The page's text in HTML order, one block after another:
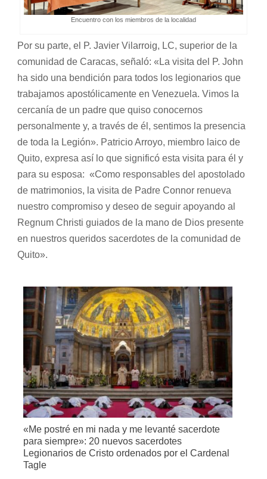
Encuentro con los miembros de la localidad
Por su parte, el P. Javier Vilarroig, LC, superior de la
comunidad de Caracas, señaló: «La visita del P. John
ha sido una bendición para todos los legionarios que
trabajamos apostólicamente en Venezuela. Vimos la
cercanía de un padre que quiso conocernos
personalmente y, a través de él, sentimos la presencia
de toda la Legión». Patricio Arroyo, miembro laico de
Quito, expresa así lo que significó esta visita para él y
para su esposa: «Como responsables del apostolado
de matrimonios, la visita de Padre Connor renueva
nuestro compromiso y deseo de seguir apoyando al
Regnum Christi guiados de la mano de Dios presente
en nuestros queridos sacerdotes de la comunidad de
Quito».
«Me postré en mi nada y me levanté sacerdote
para siempre»: 20 nuevos sacerdotes
Legionarios de Cristo ordenados por el Cardenal
Tagle